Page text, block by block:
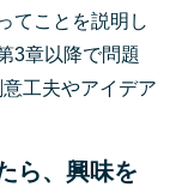
てことを説明し
3章以降で問題
工夫やアイデア
ら、興味を